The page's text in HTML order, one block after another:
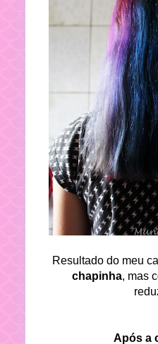
Resultado do meu
chapinha, mas
Após a